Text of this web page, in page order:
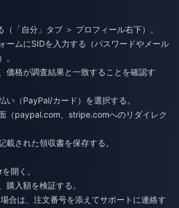
「自分」タブ ＞ プロフィール右下）。
ームにSIDを入力する（パスワードやメール
。
価格が調査結果と一致することを確認す
い（PayPal/カード）を選択する。
（paypal.com、stripe.comへのリダイレク
載された領収書を保存する。
開く。
購入額を検証する。
合は、注文番号を添えてサポートに連絡す